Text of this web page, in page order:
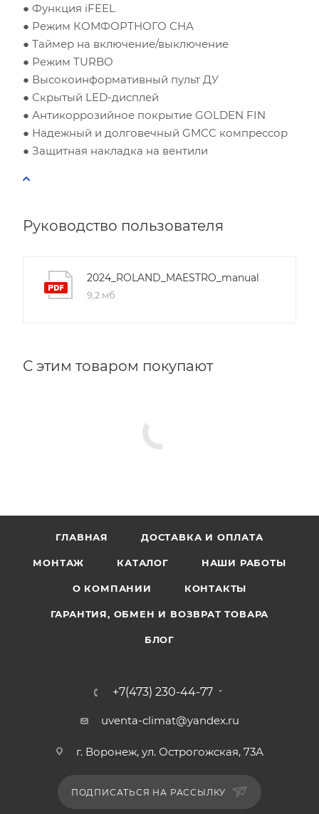
● Функция iFEEL
● Режим КОМФОРТНОГО СНА
● Таймер на включение/выключение
● Режим TURBO
● Высокоинформативный пульт ДУ
● Скрытый LED-дисплей
● Антикоррозийное покрытие GOLDEN FIN
● Надежный и долговечный GMCC компрессор
● Защитная накладка на вентили
Руководство пользователя
2024_ROLAND_MAESTRO_manual
9,2 мб
С этим товаром покупают
ГЛАВНАЯ ДОСТАВКА И ОПЛАТА
МОНТАЖ КАТАЛОГ НАШИ РАБОТЫ
О КОМПАНИИ КОНТАКТЫ
ГАРАНТИЯ, ОБМЕН И ВОЗВРАТ ТОВАРА
БЛОГ
+7(473) 230-44-77
uventa-climat@yandex.ru
г. Воронеж, ул. Острогожская, 73А
ПОДПИСАТЬСЯ НА РАССЫЛКУ
Количество компьютеров
Количество телевизоров
Мощность остальной бытовой техники, Вт
Расчётная мощность охлаждения: 2.53кВт
Рекомендуемый диапазон мощности: 2.40